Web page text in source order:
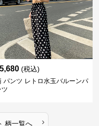
(税込)
パンツ レトロ水玉バルーンパ
ツ
柄一覧へ ›